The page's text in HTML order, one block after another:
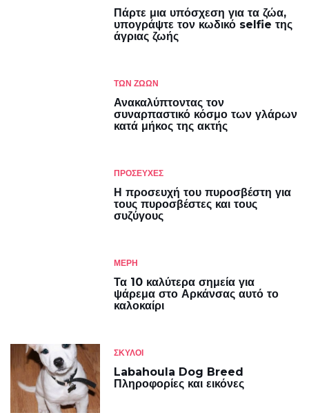
Πάρτε μια υπόσχεση για τα ζώα,
υπογράψτε τον κωδικό selfie της
άγριας ζωής
ΤΩΝ ΖΏΩΝ
Ανακαλύπτοντας τον
συναρπαστικό κόσμο των γλάρων
κατά μήκος της ακτής
ΠΡΟΣΕΥΧΕΣ
Η προσευχή του πυροσβέστη για
τους πυροσβέστες και τους
συζύγους
ΜΈΡΗ
Τα 10 καλύτερα σημεία για
ψάρεμα στο Αρκάνσας αυτό το
καλοκαίρι
ΣΚΎΛΟΙ
Labahoula Dog Breed
Πληροφορίες και εικόνες